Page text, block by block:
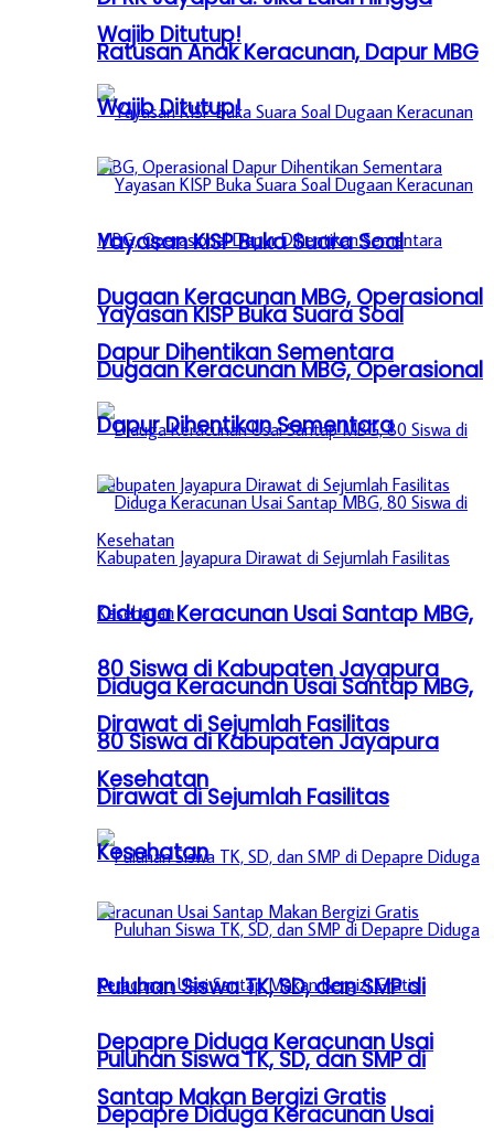
Wajib Ditutup!
Yayasan KISP Buka Suara Soal
Dugaan Keracunan MBG, Operasional
Dapur Dihentikan Sementara
Diduga Keracunan Usai Santap MBG,
80 Siswa di Kabupaten Jayapura
Dirawat di Sejumlah Fasilitas
Kesehatan
Puluhan Siswa TK, SD, dan SMP di
Depapre Diduga Keracunan Usai
Santap Makan Bergizi Gratis
Ratusan Anak Keracunan, Dapur MBG
Wajib Ditutup!
Yayasan KISP Buka Suara Soal
Dugaan Keracunan MBG, Operasional
Dapur Dihentikan Sementara
Diduga Keracunan Usai Santap MBG,
80 Siswa di Kabupaten Jayapura
Dirawat di Sejumlah Fasilitas
Kesehatan
Puluhan Siswa TK, SD, dan SMP di
Depapre Diduga Keracunan Usai